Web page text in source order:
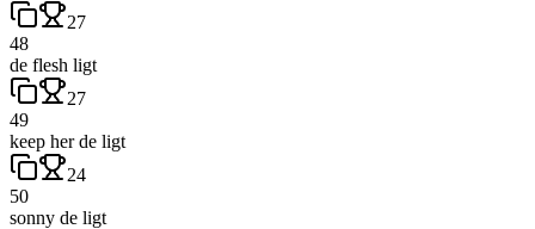
27
48
de flesh ligt
27
49
keep her de ligt
24
50
sonny de ligt